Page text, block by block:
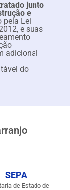
junto
e
pela Lei
e suas
adicional
do
SEPA
de Estado de